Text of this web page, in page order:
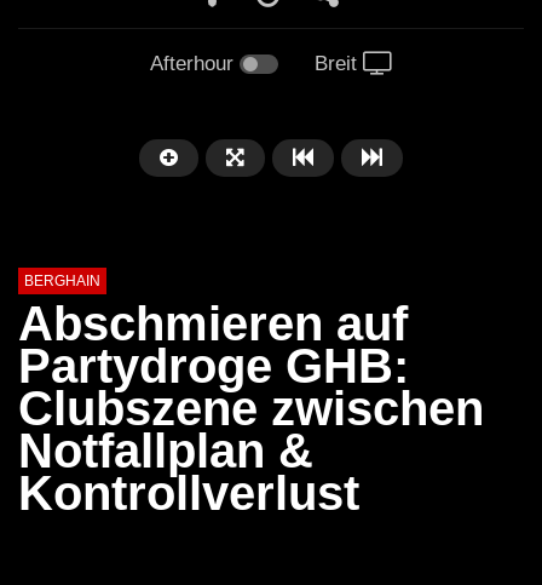
Afterhour Breit
BERGHAIN
Abschmieren auf
Partydroge GHB:
Clubszene zwischen
Notfallplan &
Kontrollverlust